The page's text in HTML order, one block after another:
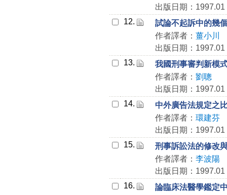
出版日期：1997.01
12.
試論不起訴中的幾
作者譯者： 薑小川
出版日期：1997.01
13.
我國刑事審判新模
作者譯者： 劉聰
出版日期：1997.01
14.
中外廣告法規定之
作者譯者： 環建芬
出版日期：1997.01
15.
刑事訴訟法的修改
作者譯者： 李波陽
出版日期：1997.01
16.
論臨床法醫學鑑定